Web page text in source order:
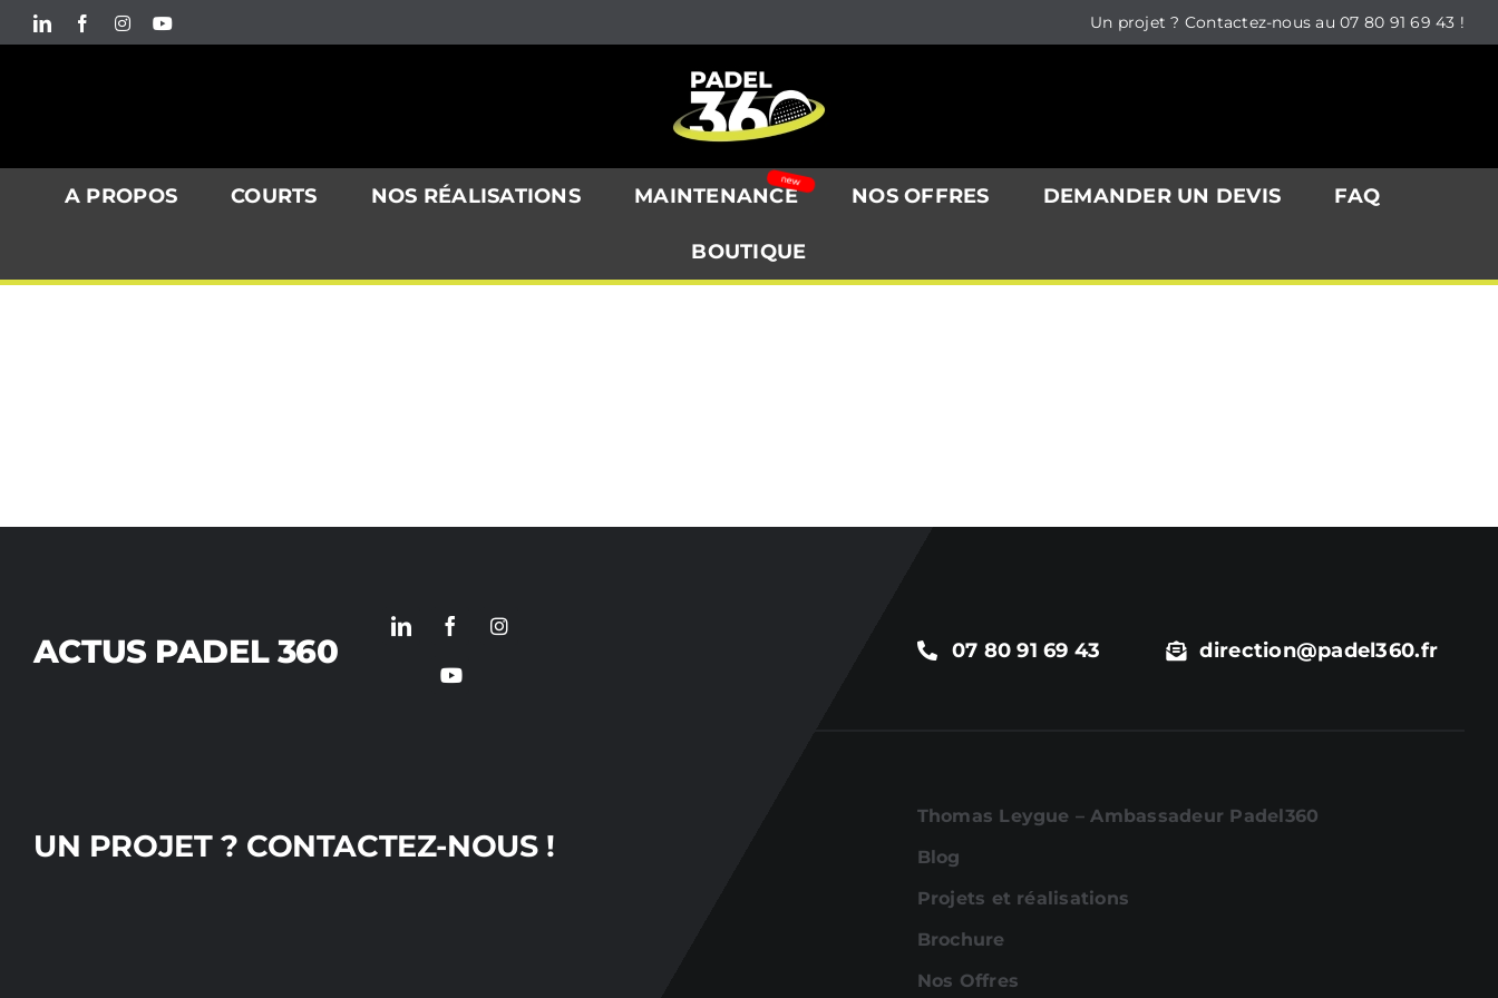
Passer
au
LinkedInFacebookInstagramYouTube Un projet ? Contactez-nous au 07 80 91 69 43 !
A PROPOS COURTS NOS RÉALISATIONS MAINTENANCE NOS OFFRES DEMANDER UN DEVIS FAQ
BOUTIQUE
ACTUS PADEL 360 07 80 91 69 43 direction@padel360.fr
UN PROJET ? CONTACTEZ-NOUS !
Thomas Leygue – Ambassadeur Padel360
Blog
Projets et réalisations
Brochure
Nos Offres